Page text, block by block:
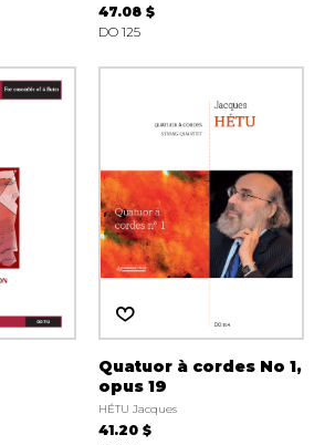
47.08 $
DO 125
Quatuor à cordes No 1,
opus 19
HÉTU Jacques
41.20 $